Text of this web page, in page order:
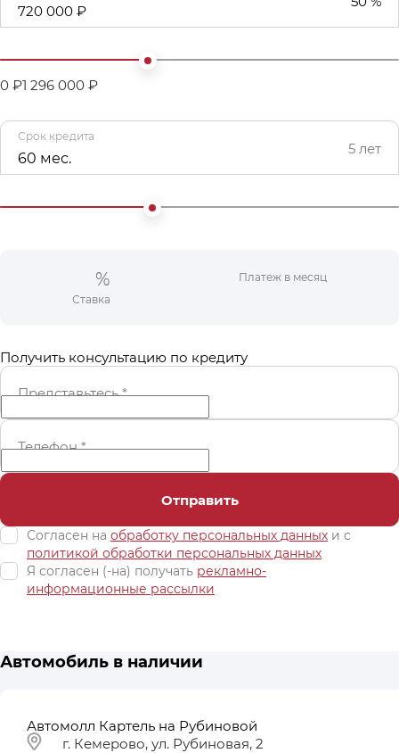
720 000 ₽
0 ₽1 296 000 ₽
Срок кредита
60 мес. 5 лет
%
Ставка
Платеж в месяц
Получить консультацию по кредиту
Представьтесь*
Телефон*
Отправить
Согласен на обработку персональных данных и c
политикой обработки персональных данных
Я согласен (-на) получать рекламно-
информационные рассылки
Автомобиль в наличии
Автомолл Картель на Рубиновой
г. Кемерово, ул. Рубиновая, 2